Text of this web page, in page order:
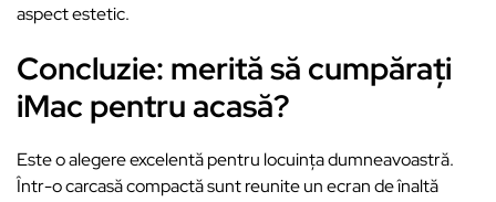
aspect estetic.
Concluzie: merită să cumpărați
iMac pentru acasă?
Este o alegere excelentă pentru locuința dumneavoastră.
Într-o carcasă compactă sunt reunite un ecran de înaltă